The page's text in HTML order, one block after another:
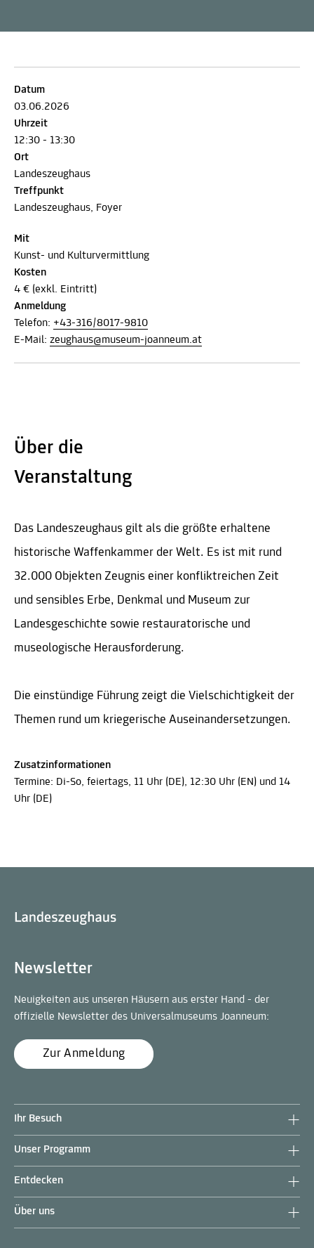
Datum
03.06.2026
Uhrzeit
12:30 - 13:30
Ort
Landeszeughaus
Treffpunkt
Landeszeughaus, Foyer
Mit
Kunst- und Kulturvermittlung
Kosten
4 € (exkl. Eintritt)
Anmeldung
Telefon: +43-316/8017-9810
E-Mail: zeughaus@museum-joanneum.at
Über die
Veranstaltung
Das Landeszeughaus gilt als die größte erhaltene
historische Waffenkammer der Welt. Es ist mit rund
32.000 Objekten Zeugnis einer konfliktreichen Zeit
und sensibles Erbe, Denkmal und Museum zur
Landesgeschichte sowie restauratorische und
museologische Herausforderung.
Die einstündige Führung zeigt die Vielschichtigkeit der
Themen rund um kriegerische Auseinandersetzungen.
Zusatzinformationen
Termine: Di-So, feiertags, 11 Uhr (DE), 12:30 Uhr (EN) und 14
Uhr (DE)
Newsletter
Neuigkeiten aus unseren Häusern aus erster Hand - der
offizielle Newsletter des Universalmuseums Joanneum:
Zur Anmeldung
Ihr Besuch
Unser Programm
Entdecken
Über uns